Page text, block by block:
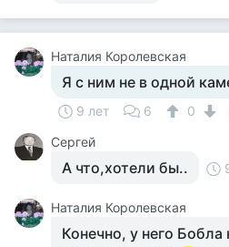
Наталия Королевская
Я с ним не в одной
9 лет 6
0
Сергей
А что,хотели бы..
Наталия Королевская
Конечно, у него